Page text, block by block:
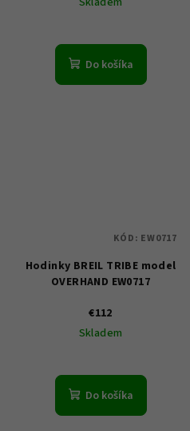
Do košíka
Hodinky BREIL TRIBE model
OVERHAND EW0717
€112
Skladem
Do košíka
KÓD: EW0717